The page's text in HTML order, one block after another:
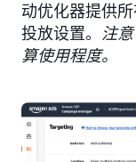
动优化器提供
投放设置。 注
算使用程度。